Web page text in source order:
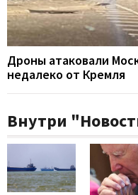
Дроны атаковали
недалеко от Кремля
Внутри